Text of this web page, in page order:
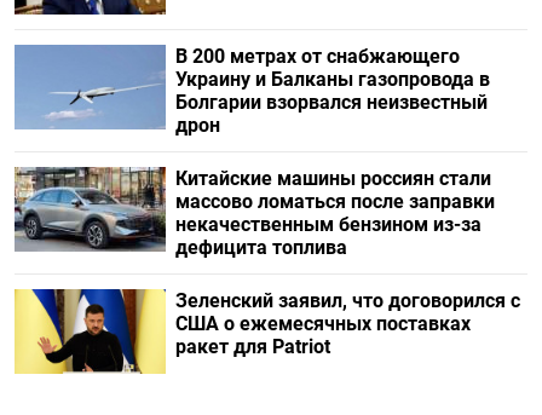
В 200 метрах от снабжающего
Украину и Балканы газопровода в
Болгарии взорвался неизвестный
дрон
Китайские машины россиян стали
массово ломаться после заправки
некачественным бензином из-за
дефицита топлива
Зеленский заявил, что договорился с
США о ежемесячных поставках
ракет для Patriot